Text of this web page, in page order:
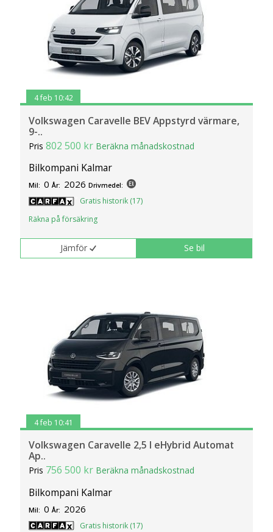
4 feb 10:42
Volkswagen Caravelle BEV Appstyrd värmare,
9-..
Pris802 500 kr Beräkna månadskostnad
Bilkompani Kalmar
Mil: 0 År: 2026 Drivmedel:
Gratis historik (17)
Räkna på försäkring
Jämför Se bil
4 feb 10:41
Volkswagen Caravelle 2,5 l eHybrid Automat
Ap..
Pris 756 500 kr Beräkna månadskostnad
Bilkompani Kalmar
Mil: 0 År: 2026
Gratis historik (17)